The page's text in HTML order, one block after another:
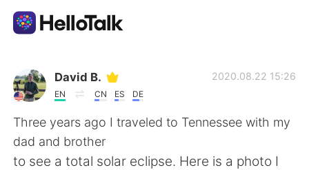
Aplicativo de troca de idioma
AI Grammar Checker
Português
David B.
EN CN ES DE
2020.08.22 15:26
Three years ago I traveled to Tennessee with my
dad and brother
to see a total solar eclipse. Here is a photo I